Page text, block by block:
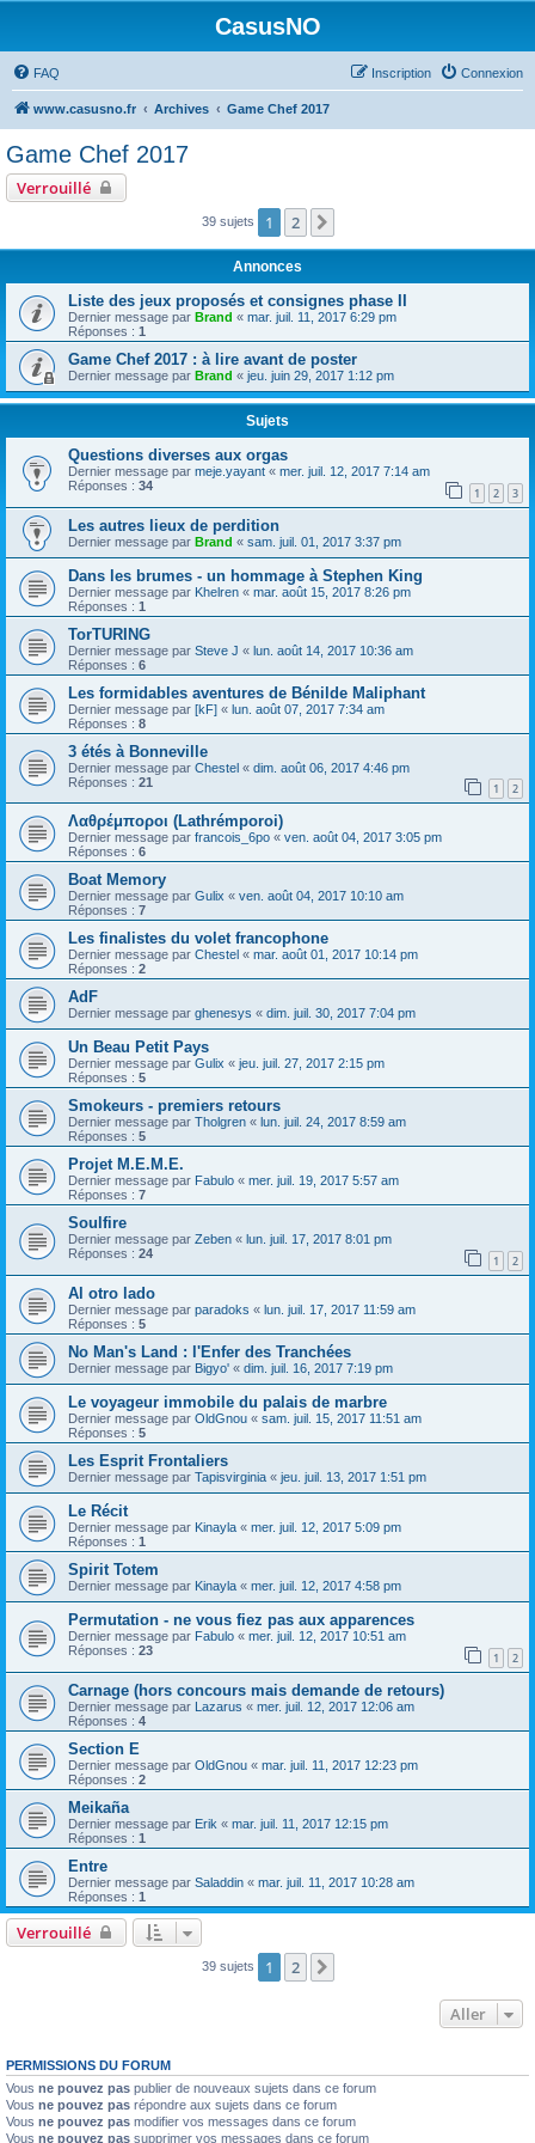
CasusNO
FAQ Connexion
Inscription
www.casusno.fr Archives Game Chef 2017
Game Chef 2017
Verrouillé
39 sujets 1 2
Annonces
Liste des jeux proposés et consignes phase II
Dernier message par Brand « mar. juil. 11, 2017 6:29 pm
Réponses : 1
Game Chef 2017 : à lire avant de poster
Dernier message par Brand « jeu. juin 29, 2017 1:12 pm
Sujets
Questions diverses aux orgas
Dernier message par meje.yayant « mer. juil. 12, 2017 7:14 am
Réponses : 34 1 2 3
Les autres lieux de perdition
Dernier message par Brand « sam. juil. 01, 2017 3:37 pm
Dans les brumes - un hommage à Stephen King
Dernier message par Khelren « mar. août 15, 2017 8:26 pm
Réponses : 1
TorTURING
Dernier message par Steve J « lun. août 14, 2017 10:36 am
Réponses : 6
Les formidables aventures de Bénilde Maliphant
Dernier message par [kF] « lun. août 07, 2017 7:34 am
Réponses : 8
3 étés à Bonneville
Dernier message par Chestel « dim. août 06, 2017 4:46 pm
Réponses : 21 1 2
Λαθρέμποροι (Lathrémporoi)
Dernier message par francois_6po « ven. août 04, 2017 3:05 pm
Réponses : 6
Boat Memory
Dernier message par Gulix « ven. août 04, 2017 10:10 am
Réponses : 7
Les finalistes du volet francophone
Dernier message par Chestel « mar. août 01, 2017 10:14 pm
Réponses : 2
AdF
Dernier message par ghenesys « dim. juil. 30, 2017 7:04 pm
Un Beau Petit Pays
Dernier message par Gulix « jeu. juil. 27, 2017 2:15 pm
Réponses : 5
Smokeurs - premiers retours
Dernier message par Tholgren « lun. juil. 24, 2017 8:59 am
Réponses : 5
Projet M.E.M.E.
Dernier message par Fabulo « mer. juil. 19, 2017 5:57 am
Réponses : 7
Soulfire
Dernier message par Zeben « lun. juil. 17, 2017 8:01 pm
Réponses : 24 1 2
Al otro lado
Dernier message par paradoks « lun. juil. 17, 2017 11:59 am
Réponses : 5
No Man's Land : l'Enfer des Tranchées
Dernier message par Bigyo' « dim. juil. 16, 2017 7:19 pm
Le voyageur immobile du palais de marbre
Dernier message par OldGnou « sam. juil. 15, 2017 11:51 am
Réponses : 5
Les Esprit Frontaliers
Dernier message par Tapisvirginia « jeu. juil. 13, 2017 1:51 pm
Le Récit
Dernier message par Kinayla « mer. juil. 12, 2017 5:09 pm
Réponses : 1
Spirit Totem
Dernier message par Kinayla « mer. juil. 12, 2017 4:58 pm
Permutation - ne vous fiez pas aux apparences
Dernier message par Fabulo « mer. juil. 12, 2017 10:51 am
Réponses : 23 1 2
Carnage (hors concours mais demande de retours)
Dernier message par Lazarus « mer. juil. 12, 2017 12:06 am
Réponses : 4
Section E
Dernier message par OldGnou « mar. juil. 11, 2017 12:23 pm
Réponses : 2
Meikaña
Dernier message par Erik « mar. juil. 11, 2017 12:15 pm
Réponses : 1
Entre
Dernier message par Saladdin « mar. juil. 11, 2017 10:28 am
Réponses : 1
Verrouillé
39 sujets 1 2
Aller
PERMISSIONS DU FORUM
Vous ne pouvez pas publier de nouveaux sujets dans ce forum
Vous ne pouvez pas répondre aux sujets dans ce forum
Vous ne pouvez pas modifier vos messages dans ce forum
Vous ne pouvez pas supprimer vos messages dans ce forum